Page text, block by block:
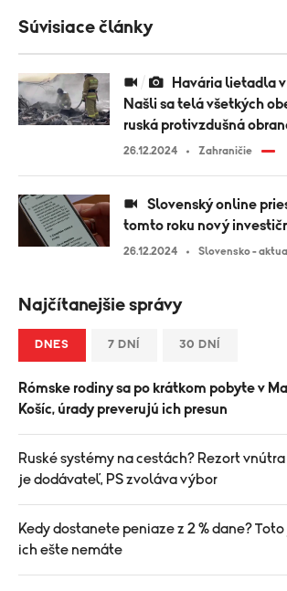
Súvisiace články
Našli sa telá všetkých
ruská protivzdušná
26.12.2024 Zahraničie
tomto roku nový
26.12.2024 Slovensko -
Najčítanejšie správy
DNES 7 DNÍ 30 DNÍ
Rómske rodiny sa po krátkom pobyte v
Košíc, úrady preverujú ich presun
Ruské systémy na cestách? Rezort
je dodávateľ, PS zvoláva výbor
Kedy dostanete peniaze z 2 % dane?
ich ešte nemáte